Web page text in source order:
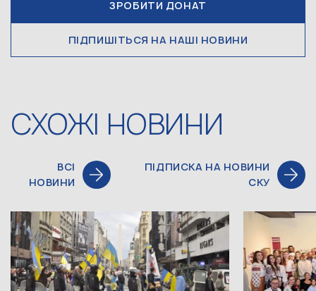
ЗРОБИТИ ДОНАТ
ПІДПИШІТЬСЯ НА НАШІ НОВИНИ
СХОЖІ НОВИНИ
ВСІ
НОВИНИ
ПІДПИСКА НА НОВИНИ
СКУ